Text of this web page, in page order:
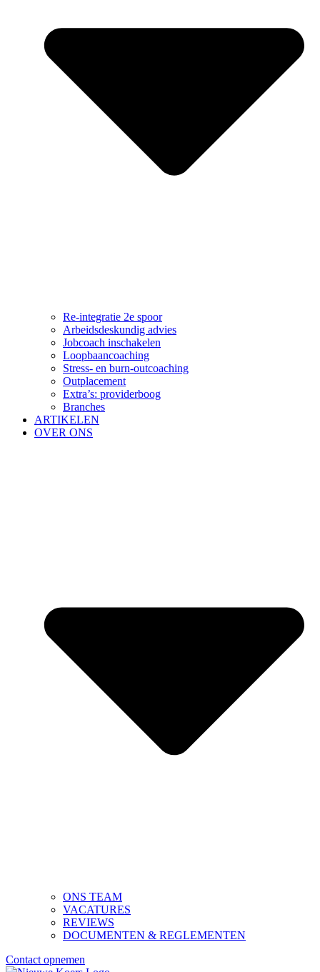
Re-integratie 2e spoor
Arbeidsdeskundig advies
Jobcoach inschakelen
Loopbaancoaching
Stress- en burn-outcoaching
Outplacement
Extra’s: providerboog
Branches
ARTIKELEN
OVER ONS
ONS TEAM
VACATURES
REVIEWS
DOCUMENTEN & REGLEMENTEN
Contact opnemen